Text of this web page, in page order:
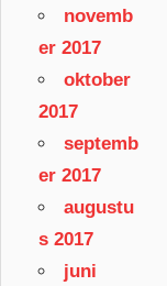
novemb
er 2017
oktober
2017
septemb
er 2017
augustu
s 2017
juni